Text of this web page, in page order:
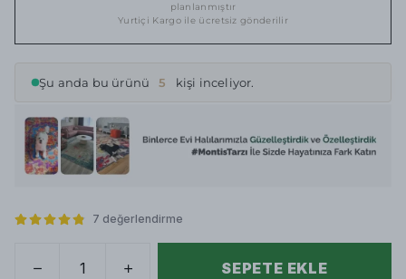
planlanmıştır
Yurtiçi Kargo ile ücretsiz gönderilir
Şu anda bu ürünü 5 kişi inceliyor.
7 değerlendirme
SEPETE EKLE